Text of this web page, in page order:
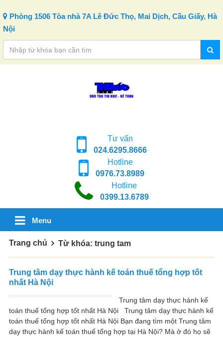
Phòng 1506 Tòa nhà 7A Lê Đức Thọ, Mai Dịch, Cầu Giấy, Hà
Nội
Tư vấn
024.6295.8666
Hotline
0976.73.8989
Hotline
0399.13.6789
Menu
Trang chủ Từ khóa: trung tam
Trung tâm dạy thực hành kế toán thuế tổng hợp tốt
nhất Hà Nội
Trung tâm dạy thực hành kế
toán thuế tổng hợp tốt nhất Hà Nội Trung tâm dạy thực hành kế
toán thuế tổng hợp tốt nhất Hà Nội Bạn đang tìm một Trung tâm
dạy thực hành kế toán thuế tổng hợp tại Hà Nội? Mà ở đó họ sẽ